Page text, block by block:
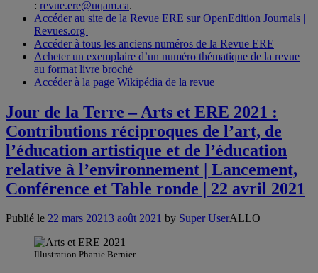
: revue.ere@uqam.ca.
Accéder au site de la Revue ERE sur OpenEdition Journals |
Revues.org
Accéder à tous les anciens numéros de la Revue ERE
Acheter un exemplaire d’un numéro thématique de la revue
au format livre broché
Accéder à la page Wikipédia de la revue
Jour de la Terre – Arts et ERE 2021 :
Contributions réciproques de l’art, de
l’éducation artistique et de l’éducation
relative à l’environnement | Lancement,
Conférence et Table ronde | 22 avril 2021
Publié le 22 mars 20213 août 2021 by Super UserALLO
Illustration Phanie Bernier